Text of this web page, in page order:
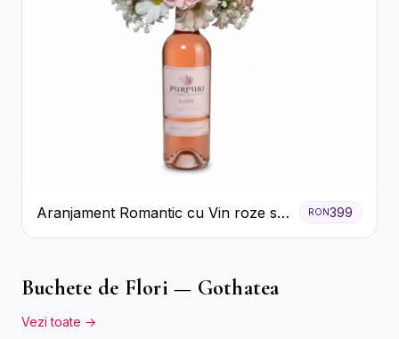
Aranjament Romantic cu Vin roze si
Flori pastel
RON399
Buchete de Flori — Gothatea
Vezi toate →